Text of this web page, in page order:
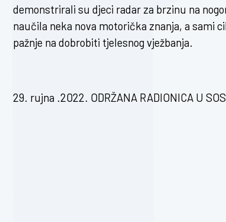
demonstrirali su djeci radar za brzinu na
naučila neka nova motorička znanja, a sami
pažnje na dobrobiti tjelesnog vježbanja.
29. rujna .2022. ODRŽANA RADIONICA U